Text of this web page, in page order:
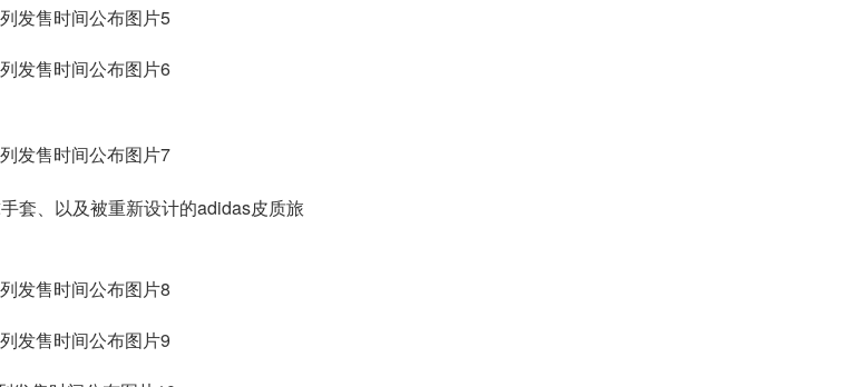
套、以及被重新设计的adidas皮质旅